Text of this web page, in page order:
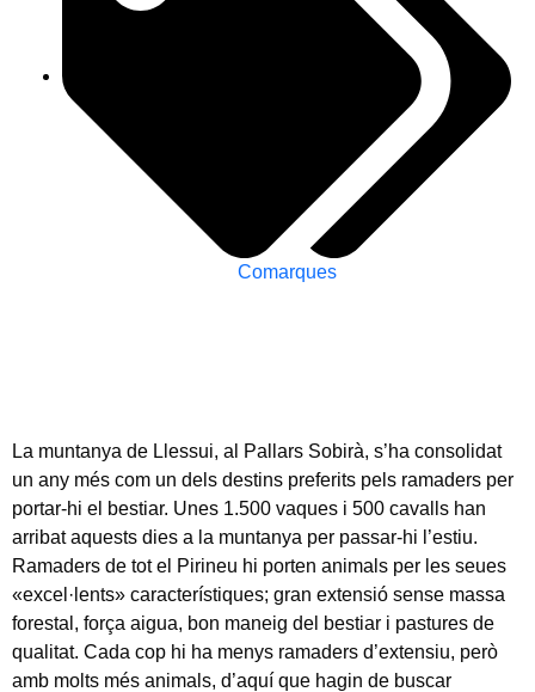
Comarques
La muntanya de Llessui, al Pallars Sobirà, s’ha consolidat
un any més com un dels destins preferits pels ramaders per
portar-hi el bestiar. Unes 1.500 vaques i 500 cavalls han
arribat aquests dies a la muntanya per passar-hi l’estiu.
Ramaders de tot el Pirineu hi porten animals per les seues
«excel·lents» característiques; gran extensió sense massa
forestal, força aigua, bon maneig del bestiar i pastures de
qualitat. Cada cop hi ha menys ramaders d’extensiu, però
amb molts més animals, d’aquí que hagin de buscar